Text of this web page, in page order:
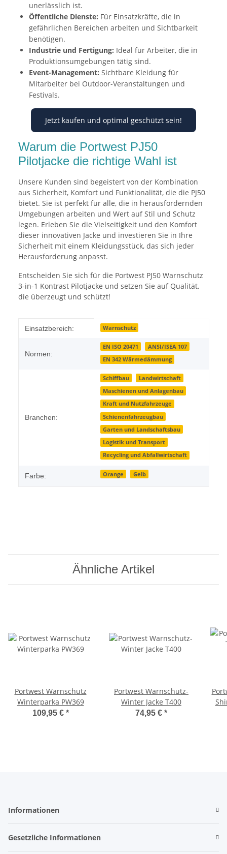
unerlässlich ist.
Öffentliche Dienste: Für Einsatzkräfte, die in
gefährlichen Bereichen arbeiten und Sichtbarkeit
benötigen.
Industrie und Fertigung: Ideal für Arbeiter, die in
Produktionsumgebungen tätig sind.
Event-Management: Sichtbare Kleidung für
Mitarbeiter bei Outdoor-Veranstaltungen und
Festivals.
Jetzt kaufen und optimal geschützt sein!
Warum die Portwest PJ50
Pilotjacke die richtige Wahl ist
Unsere Kunden sind begeistert von der Kombination
aus Sicherheit, Komfort und Funktionalität, die die PJ50
bietet. Sie ist perfekt für alle, die in herausfordernden
Umgebungen arbeiten und Wert auf Stil und Schutz
legen. Erleben Sie die Vielseitigkeit und den Komfort
dieser innovativen Jacke und investieren Sie in Ihre
Sicherheit mit einem Kleidungsstück, das sich jeder
Herausforderung anpasst.
Entscheiden Sie sich für die Portwest PJ50 Warnschutz
3-in-1 Kontrast Pilotjacke und setzen Sie auf Qualität,
die überzeugt und schützt!
Produkteigenschaft
Wert
Einsatzbereich: Warnschutz
Normen:
EN ISO 20471
ANSI/ISEA 107
EN 342 Wärmedämmung
Branchen:
Schiffbau
Landwirtschaft
Maschienen und Anlagenbau
Kraft und Nutzfahrzeuge
Schienenfahrzeugbau
Garten und Landschaftsbau
Logistik und Transport
Recycling und Abfallwirtschaft
Farbe: Orange Gelb
Ähnliche Artikel
Portwest Warnschutz
Winterparka PW369
109,95 € *
Portwest Warnschutz-
Winter Jacke T400
74,95 € *
Informationen
Gesetzliche Informationen